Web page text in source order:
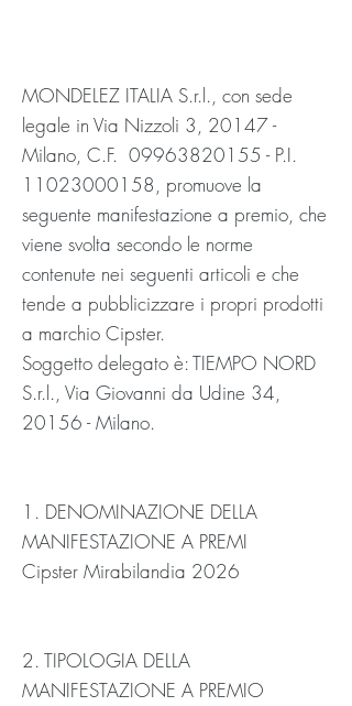
MONDELEZ ITALIA S.r.l., con sede
legale in Via Nizzoli 3, 20147 -
Milano, C.F. 09963820155 - P.I.
11023000158, promuove la
seguente manifestazione a premio, che
viene svolta secondo le norme
contenute nei seguenti articoli e che
tende a pubblicizzare i propri prodotti
a marchio Cipster.
Soggetto delegato è: TIEMPO NORD
S.r.l., Via Giovanni da Udine 34,
20156 - Milano.
1. DENOMINAZIONE DELLA
MANIFESTAZIONE A PREMI
Cipster Mirabilandia 2026
2. TIPOLOGIA DELLA
MANIFESTAZIONE A PREMIO